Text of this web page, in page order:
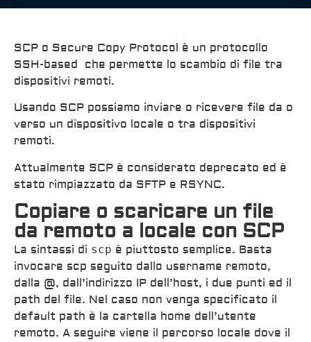
SCP o Secure Copy Protocol è un protocollo
SSH-based che permette lo scambio di file tra
dispositivi remoti.
Usando SCP possiamo inviare o ricevere file da o
verso un dispositivo locale o tra dispositivi
remoti.
Attualmente SCP è considerato deprecato ed è
stato rimpiazzato da SFTP e RSYNC.
Copiare o scaricare un file
da remoto a locale con SCP
La sintassi di scp è piuttosto semplice. Basta
invocare scp seguito dallo username remoto,
dalla @, dall’indirizzo IP dell’host, i due punti ed il
path del file. Nel caso non venga specificato il
default path è la cartella home dell’utente
remoto. A seguire viene il percorso locale dove il